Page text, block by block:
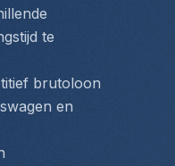
te
brutoloon
en